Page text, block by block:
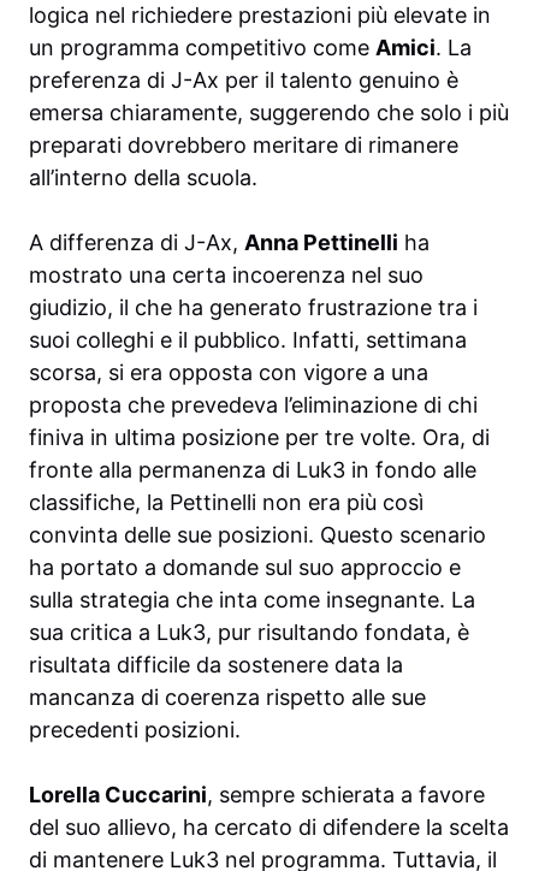
logica nel richiedere prestazioni più elevate in
un programma competitivo come Amici. La
preferenza di J-Ax per il talento genuino è
emersa chiaramente, suggerendo che solo i più
preparati dovrebbero meritare di rimanere
all’interno della scuola.
A differenza di J-Ax, Anna Pettinelli ha
mostrato una certa incoerenza nel suo
giudizio, il che ha generato frustrazione tra i
suoi colleghi e il pubblico. Infatti, settimana
scorsa, si era opposta con vigore a una
proposta che prevedeva l’eliminazione di chi
finiva in ultima posizione per tre volte. Ora, di
fronte alla permanenza di Luk3 in fondo alle
classifiche, la Pettinelli non era più così
convinta delle sue posizioni. Questo scenario
ha portato a domande sul suo approccio e
sulla strategia che inta come insegnante. La
sua critica a Luk3, pur risultando fondata, è
risultata difficile da sostenere data la
mancanza di coerenza rispetto alle sue
precedenti posizioni.
Lorella Cuccarini, sempre schierata a favore
del suo allievo, ha cercato di difendere la scelta
di mantenere Luk3 nel programma. Tuttavia, il